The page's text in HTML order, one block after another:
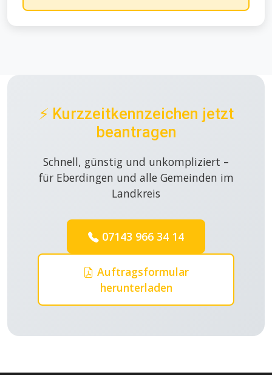
⚡ Kurzzeitkennzeichen jetzt
beantragen
Schnell, günstig und unkompliziert –
für Eberdingen und alle Gemeinden im
Landkreis
07143 966 34 14
Auftragsformular
herunterladen